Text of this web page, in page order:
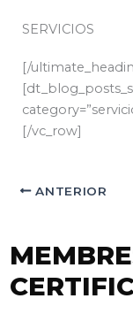
SERVICIOS
[/
[/vc_row]
ANTERIOR